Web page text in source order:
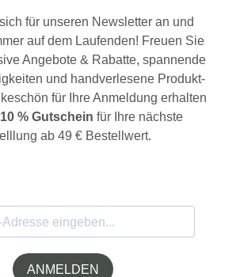
für unseren Newsletter an und
auf dem Laufenden! Freuen Sie
Angebote & Rabatte, spannende
und handverlesene Produkt-
für Ihre Anmeldung erhalten
10 % Gutschein für Ihre nächste
ab 49 € Bestellwert.
ANMELDEN